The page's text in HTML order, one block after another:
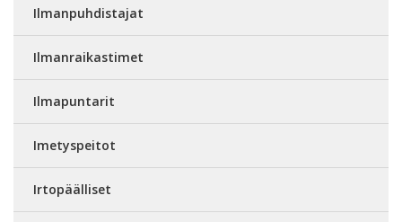
Ilmanpuhdistajat
Ilmanraikastimet
Ilmapuntarit
Imetyspeitot
Irtopäälliset